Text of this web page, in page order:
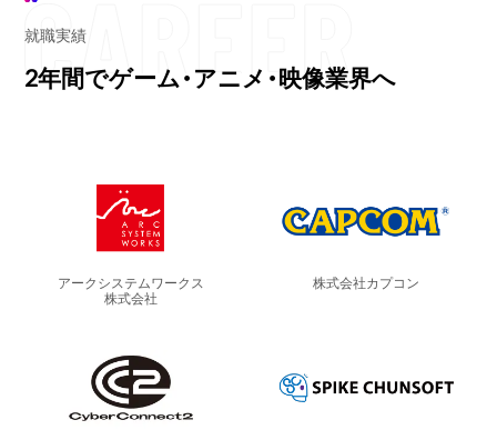
就職実績
2年間でゲーム・アニメ・映像業界へ
アークシステムワークス
株式会社
株式会社カプコン